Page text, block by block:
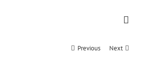
Previous Next